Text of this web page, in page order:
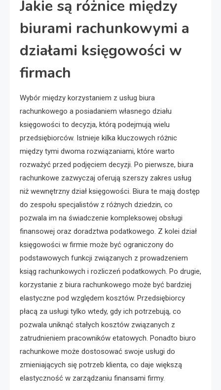
Jakie są różnice między
biurami rachunkowymi a
działami księgowości w
firmach
Wybór między korzystaniem z usług biura
rachunkowego a posiadaniem własnego działu
księgowości to decyzja, którą podejmują wielu
przedsiębiorców. Istnieje kilka kluczowych różnic
między tymi dwoma rozwiązaniami, które warto
rozważyć przed podjęciem decyzji. Po pierwsze, biura
rachunkowe zazwyczaj oferują szerszy zakres usług
niż wewnętrzny dział księgowości. Biura te mają dostęp
do zespołu specjalistów z różnych dziedzin, co
pozwala im na świadczenie kompleksowej obsługi
finansowej oraz doradztwa podatkowego. Z kolei dział
księgowości w firmie może być ograniczony do
podstawowych funkcji związanych z prowadzeniem
ksiąg rachunkowych i rozliczeń podatkowych. Po drugie,
korzystanie z biura rachunkowego może być bardziej
elastyczne pod względem kosztów. Przedsiębiorcy
płacą za usługi tylko wtedy, gdy ich potrzebują, co
pozwala uniknąć stałych kosztów związanych z
zatrudnieniem pracowników etatowych. Ponadto biuro
rachunkowe może dostosować swoje usługi do
zmieniających się potrzeb klienta, co daje większą
elastyczność w zarządzaniu finansami firmy.